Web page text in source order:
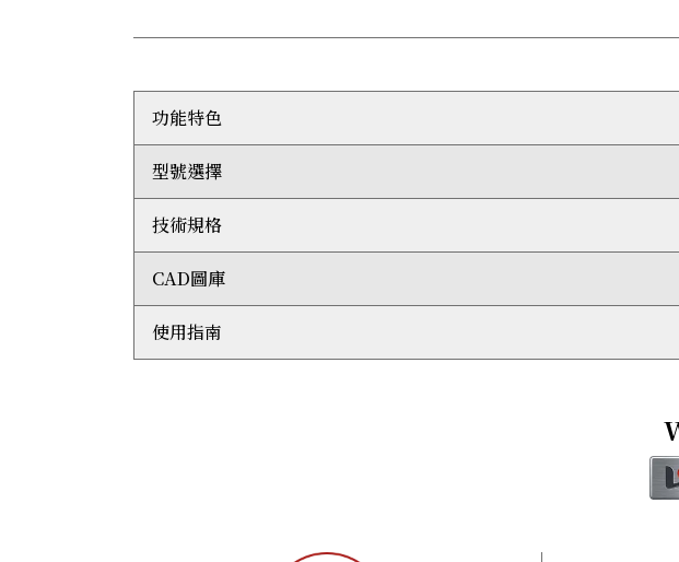
功能特色
這款闊91厘米的Wolf電磁爐設有5個爐頭和5個爐區合併組合選項，提供10
架、煎盤或煎魚平底鑊等尺寸較大的鍋具。
Wolf無框架現代電磁爐可與檯面齊平安裝，也可安裝於檯面上方。
當電磁爐上沒有合適的鍋具時，煮食爐不會產生熱力，因此無需擔心爐頭一
電磁技術令爐面保持相對低溫，而鍋具則能快速加熱，熱力亦均勻分佈，令
即時調校至準確溫度，配合不同火力要求 ，加熱時間更比燃氣或電煮食爐
電磁爐直接加熱鍋具，因此熱力幾乎不會在煮食過程中浪費或流失。
Wolf系列提供引領業界的兩年全面保養服務。
型號選擇
ICBCI36560C/B
技術規格
整體尺寸：闊914毫米 x 高64毫米 x 深533 毫米
5個電磁爐感應區
279 毫米直徑爐頭： 2600 瓦 / 3700 瓦（特強火力模式）
CAD圖庫
3D AutoCad (DWG)
3D Studio Max (3DS)
使用指南